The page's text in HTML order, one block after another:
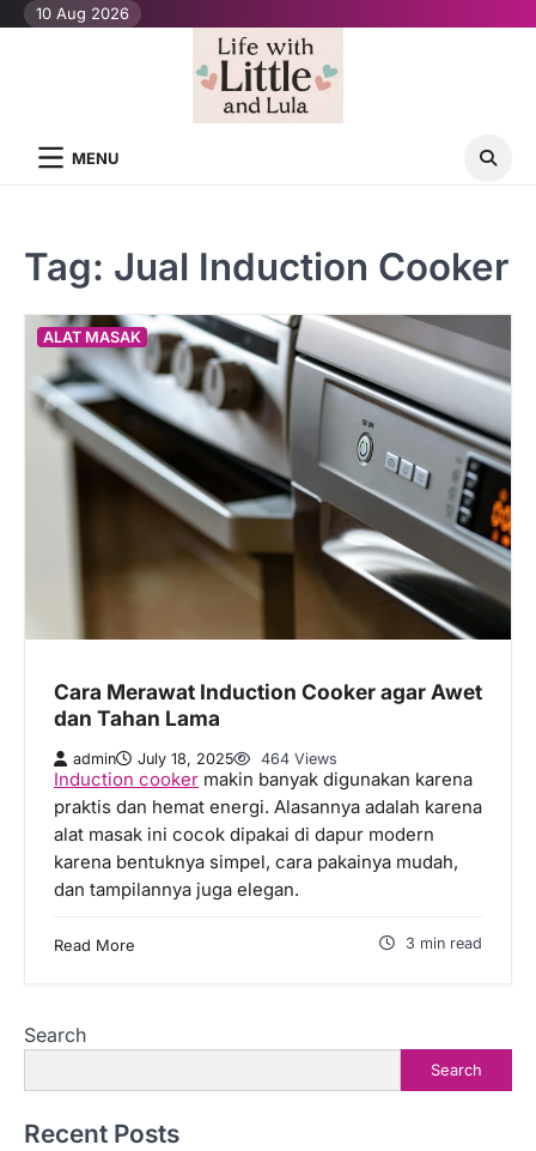
Skip10 Aug 2026
MENU
Tag: Jual Induction Cooker
ALAT MASAK
Cara Merawat Induction Cooker agar Awet
dan Tahan Lama
admin July 18, 2025 464 Views
Induction cooker makin banyak digunakan karena
praktis dan hemat energi. Alasannya adalah karena
alat masak ini cocok dipakai di dapur modern
karena bentuknya simpel, cara pakainya mudah,
dan tampilannya juga elegan.
Read More 3 min read
Search
Search
Recent Posts